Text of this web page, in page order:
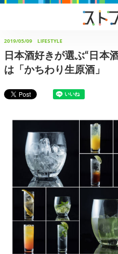
2019/05/09 LIFESTYLE
日本酒好きが選ぶ“日本
は「かちわり生原酒」